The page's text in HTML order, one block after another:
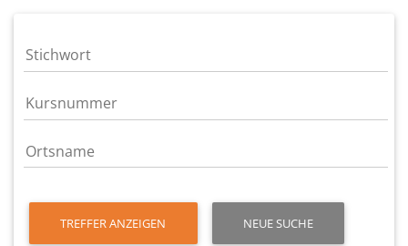
TREFFER ANZEIGEN NEUE SUCHE